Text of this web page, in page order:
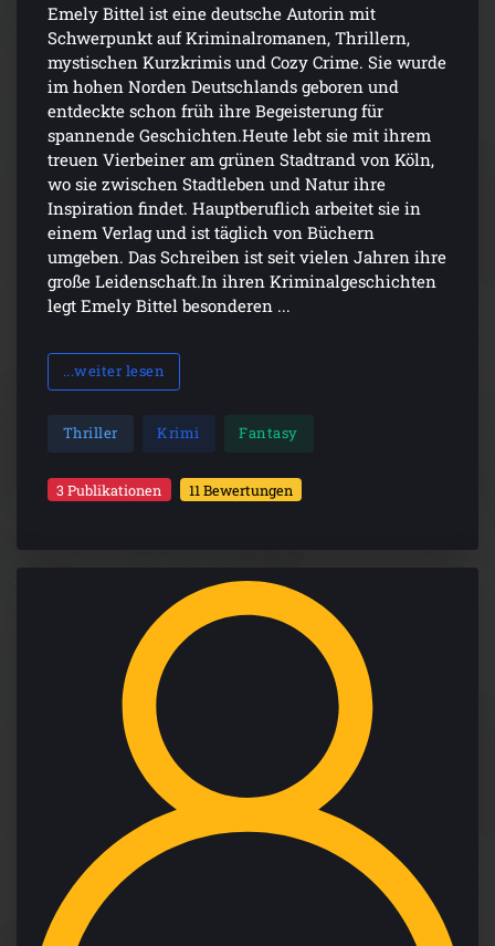
Emely Bittel ist eine deutsche Autorin mit
Schwerpunkt auf Kriminalromanen, Thrillern,
mystischen Kurzkrimis und Cozy Crime. Sie wurde
im hohen Norden Deutschlands geboren und
entdeckte schon früh ihre Begeisterung für
spannende Geschichten.Heute lebt sie mit ihrem
treuen Vierbeiner am grünen Stadtrand von Köln,
wo sie zwischen Stadtleben und Natur ihre
Inspiration findet. Hauptberuflich arbeitet sie in
einem Verlag und ist täglich von Büchern
umgeben. Das Schreiben ist seit vielen Jahren ihre
große Leidenschaft.In ihren Kriminalgeschichten
legt Emely Bittel besonderen ...
...weiter lesen
Thriller Krimi Fantasy
3 Publikationen 11 Bewertungen